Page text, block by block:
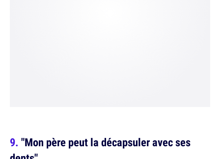
"Mon père peut la décapsuler avec ses